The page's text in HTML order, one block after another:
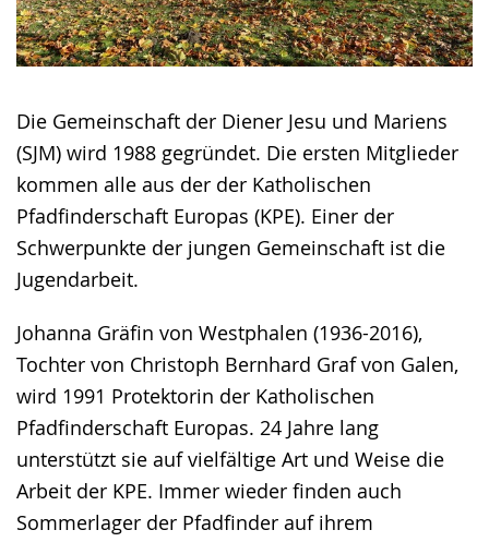
Die Gemeinschaft der Diener Jesu und Mariens
(SJM) wird 1988 gegründet. Die ersten Mitglieder
kommen alle aus der der Katholischen
Pfadfinderschaft Europas (KPE). Einer der
Schwerpunkte der jungen Gemeinschaft ist die
Jugendarbeit.
Johanna Gräfin von Westphalen (1936-2016),
Tochter von Christoph Bernhard Graf von Galen,
wird 1991 Protektorin der Katholischen
Pfadfinderschaft Europas. 24 Jahre lang
unterstützt sie auf vielfältige Art und Weise die
Arbeit der KPE. Immer wieder finden auch
Sommerlager der Pfadfinder auf ihrem